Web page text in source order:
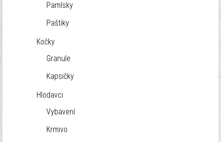
Pamlsky
Paštiky
Kočky
Granule
Kapsičky
Hlodavci
Vybavení
Krmivo